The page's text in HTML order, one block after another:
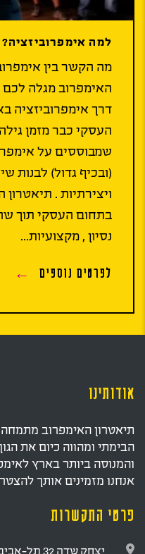
למה אימפרוביזציה?
מה הקשר בין
האימפרוב מגלה
דרך אימפרוביזציה
העסקי כבר מזמן
שמבוססים על
(ובכיף גדול) לבנות
ויצירתיות .
בתחום העסקי תוך
נסיון , מקצועיות...
לפרטים נוספים
אודותינו
תיאטרון האימפרוב
הבימתי ומהווה כיום את
והמנוסה ביותר בארץ
אנחנו מזמינים אותך
פרטי התקשרות
יצחק שדה 32 תל-אביב יפו מיקוד 6721206